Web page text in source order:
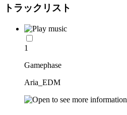
トラックリスト
1
Gamephase
Aria_EDM